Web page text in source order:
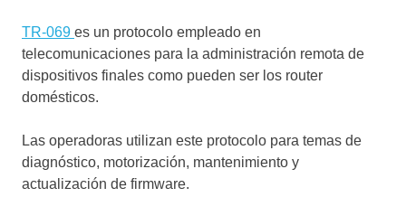
TR-069 es un protocolo empleado en
telecomunicaciones para la administración remota de
dispositivos finales como pueden ser los router
domésticos.
Las operadoras utilizan este protocolo para temas de
diagnóstico, motorización, mantenimiento y
actualización de firmware.